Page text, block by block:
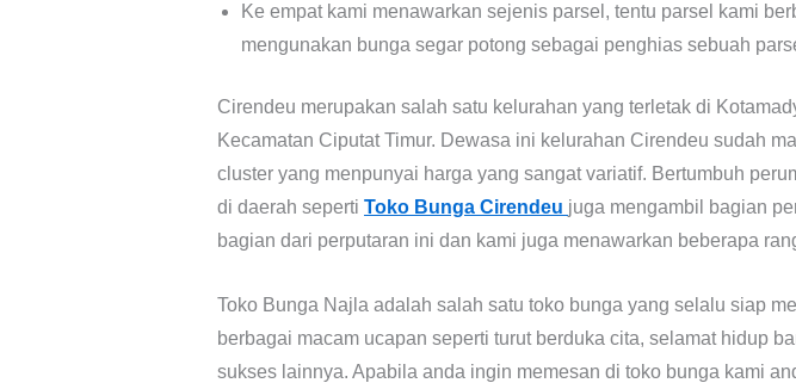
Ke empat kami menawarkan sejenis parsel, tentu parsel kami
mengunakan bunga segar potong sebagai penghias sebuah
Cirendeu merupakan salah satu kelurahan yang terletak di
Kecamatan Ciputat Timur. Dewasa ini kelurahan Cirendeu sudah
cluster yang menpunyai harga yang sangat variatif. Bertumbuh
di daerah seperti Toko Bunga Cirendeu juga mengambil bagian
bagian dari perputaran ini dan kami juga menawarkan beberapa
Toko Bunga Najla adalah salah satu toko bunga yang selalu siap
berbagai macam ucapan seperti turut berduka cita, selamat hidup
sukses lainnya. Apabila anda ingin memesan di toko bunga kami